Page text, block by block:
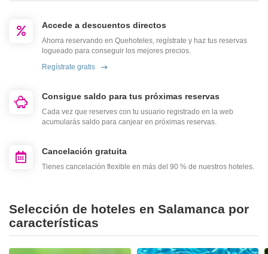
Accede a descuentos directos
Ahorra reservando en Quehoteles, regístrate y haz tus reservas
logueado para conseguir los mejores precios.
Regístrate gratis
Consigue saldo para tus próximas reservas
Cada vez que reserves con tu usuario registrado en la web
acumularás saldo para canjear en próximas reservas.
Cancelación gratuita
Tienes cancelación flexible en más del 90 % de nuestros hoteles.
Selección de hoteles en Salamanca por
características